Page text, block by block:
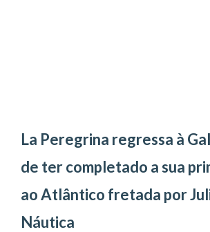
La Peregrina regressa à
de ter completado a sua
ao Atlântico fretada por
Náutica